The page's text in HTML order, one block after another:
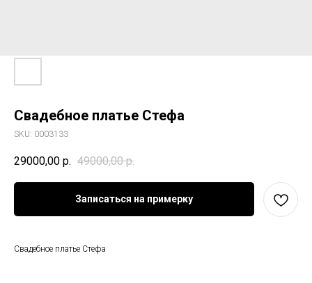
Свадебное платье Стефа
SKU: 0003133
29000,00 р. 49000,00 р.
Записаться на примерку
Свадебное платье Стефа